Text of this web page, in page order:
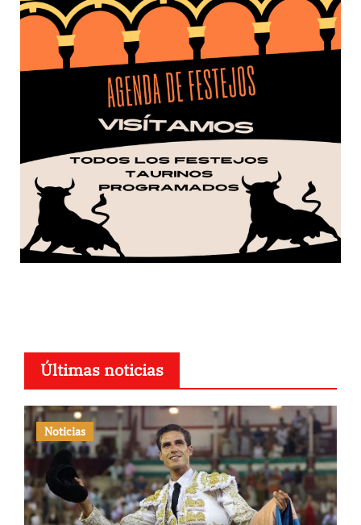
Últimas noticias
Noticias